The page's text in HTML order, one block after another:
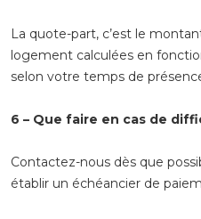
La quote-part, c’est le
logement calculées en
selon votre temps de
6 – Que faire en cas de
Contactez-nous dès que
établir un échéancier de